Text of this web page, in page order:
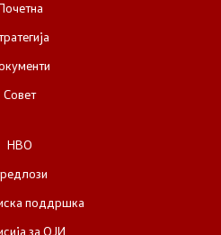
Совет
НВО
поддршка
за ОЈИ